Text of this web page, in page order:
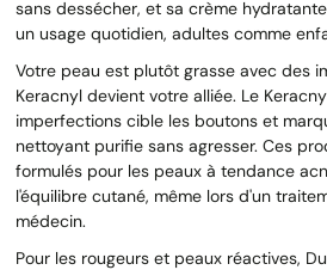
sans dessécher, et sa crème
un usage quotidien, adultes comme
Votre peau est plutôt grasse avec des
Keracnyl devient votre alliée. Le
imperfections cible les boutons et
nettoyant purifie sans agresser. Ces
formulés pour les peaux à tendance
l'équilibre cutané, même lors d'un
médecin.
Pour les rougeurs et peaux réactives,